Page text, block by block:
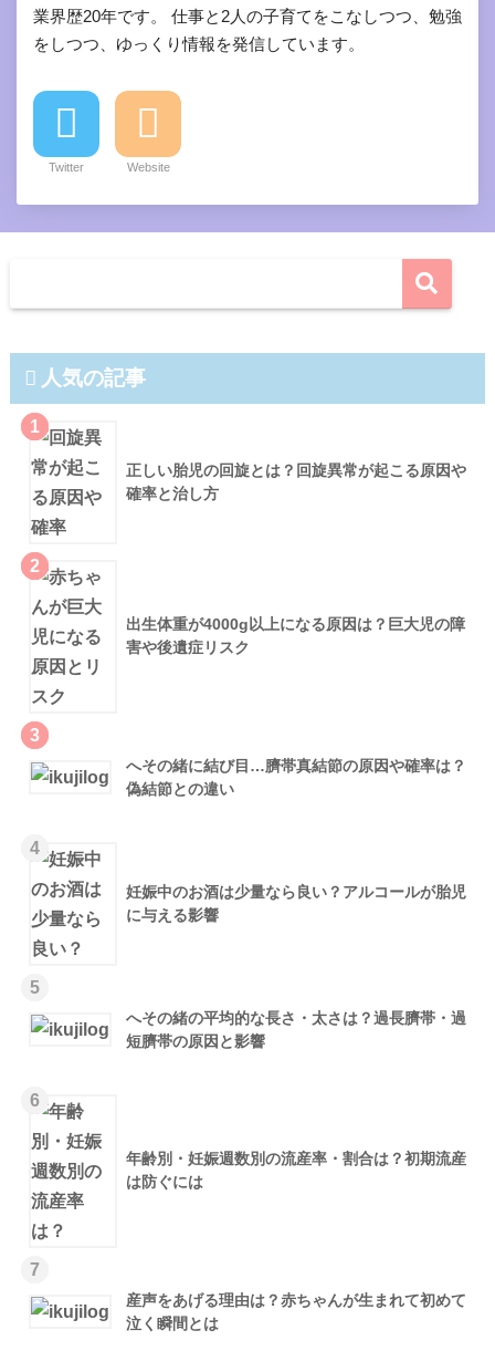
業界歴20年です。 仕事と2人の子育てをこなしつつ、勉強
をしつつ、ゆっくり情報を発信しています。
Twitter Website
人気の記事
1
正しい胎児の回旋とは？回旋異常が起こる原因や
確率と治し方
2
出生体重が4000g以上になる原因は？巨大児の障
害や後遺症リスク
3
へその緒に結び目…臍帯真結節の原因や確率は？
偽結節との違い
4
妊娠中のお酒は少量なら良い？アルコールが胎児
に与える影響
5
へその緒の平均的な長さ・太さは？過長臍帯・過
短臍帯の原因と影響
6
年齢別・妊娠週数別の流産率・割合は？初期流産
は防ぐには
7
産声をあげる理由は？赤ちゃんが生まれて初めて
泣く瞬間とは